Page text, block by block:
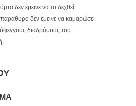
δεν έμεινε να το δεχθεί
παράθυρο δεν έμεινε να καμαρώσει
διαδρόμους του